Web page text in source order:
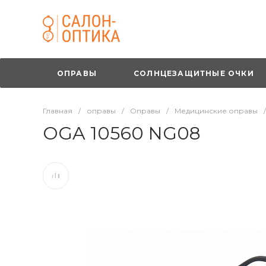
ОПРАВЫ СОЛНЦЕЗАЩИТНЫЕ ОЧКИ
Главная / оправы / Оправы / Медицинские оправы /
OGA 10560 NG08